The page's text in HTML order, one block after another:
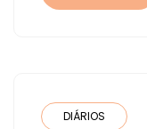
DIÁRIOS